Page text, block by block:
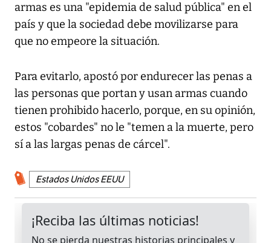
armas es una "epidemia de salud pública" en el
país y que la sociedad debe movilizarse para
que no empeore la situación.
Para evitarlo, apostó por endurecer las penas a
las personas que portan y usan armas cuando
tienen prohibido hacerlo, porque, en su opinión,
estos "cobardes" no le "temen a la muerte, pero
sí a las largas penas de cárcel".
Estados Unidos EEUU